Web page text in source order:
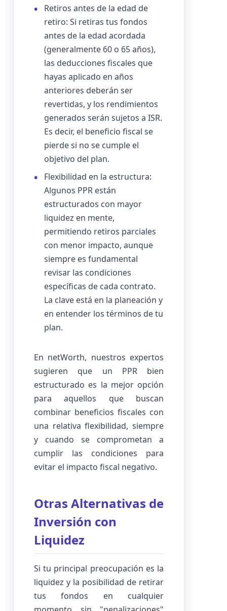
Retiros antes de la edad de
retiro: Si retiras tus fondos
antes de la edad acordada
(generalmente 60 o 65 años),
las deducciones fiscales que
hayas aplicado en años
anteriores deberán ser
revertidas, y los rendimientos
generados serán sujetos a ISR.
Es decir, el beneficio fiscal se
pierde si no se cumple el
objetivo del plan.
Flexibilidad en la estructura:
Algunos PPR están
estructurados con mayor
liquidez en mente,
permitiendo retiros parciales
con menor impacto, aunque
siempre es fundamental
revisar las condiciones
específicas de cada contrato.
La clave está en la planeación y
en entender los términos de tu
plan.
En netWorth, nuestros expertos
sugieren que un PPR bien
estructurado es la mejor opción
para aquellos que buscan
combinar beneficios fiscales con
una relativa flexibilidad, siempre
y cuando se comprometan a
cumplir las condiciones para
evitar el impacto fiscal negativo.
Otras Alternativas de
Inversión con
Liquidez
Si tu principal preocupación es la
liquidez y la posibilidad de retirar
tus fondos en cualquier